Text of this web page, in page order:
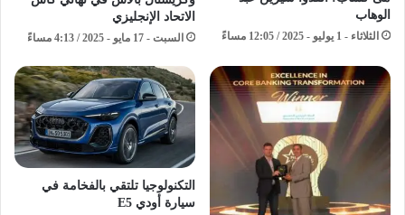
الوهاب
الثلاثاء - 1 يوليو - 2025 / 12:05 مساءً
الاتحاد الإنجليزي
السبت - 17 مايو - 2025 / 4:13 مساءً
التكنولوجيا تلتقي بالفخامة في
سيارة أودي E5